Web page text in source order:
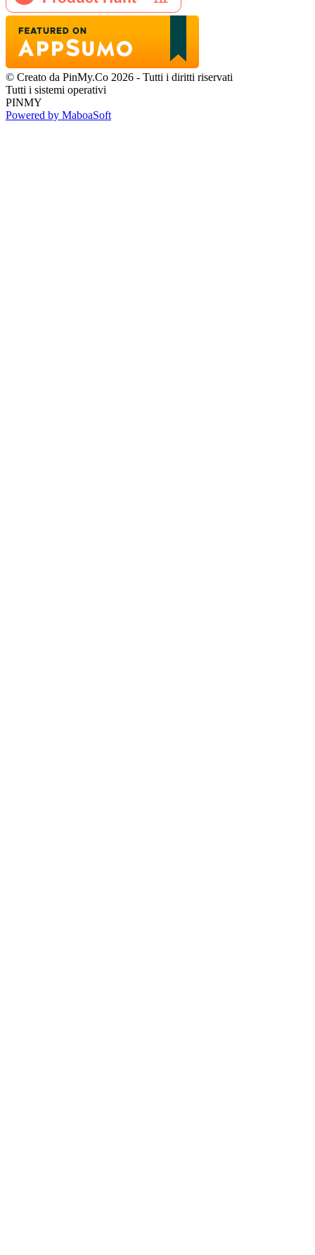
© Creato da PinMy.Co 2026 - Tutti i diritti riservati
Tutti i sistemi operativi
PINMY
Powered by MaboaSoft